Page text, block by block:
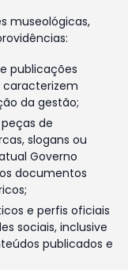
museológicas,
publicações
caracterizem
da gestão;
de
slogans ou
Governo
documentos
e perfis oficiais
sociais, inclusive
publicados e